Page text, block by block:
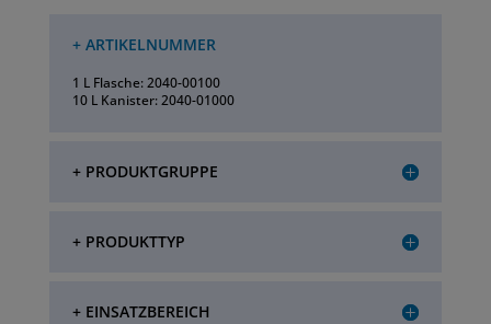
+ ARTIKELNUMMER
1 L Flasche: 2040-00100
10 L Kanister: 2040-01000
+ PRODUKTGRUPPE
+ PRODUKTTYP
+ EINSATZBEREICH